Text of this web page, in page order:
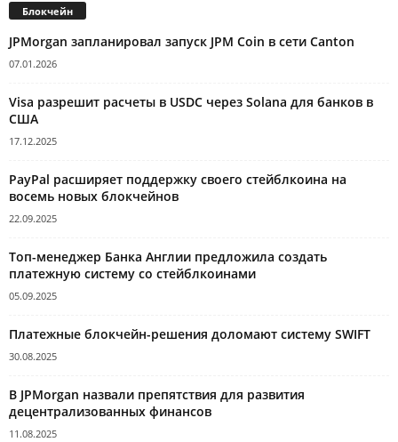
Блокчейн
JPMorgan запланировал запуск JPM Coin в сети Canton
07.01.2026
Visa разрешит расчеты в USDC через Solana для банков в
США
17.12.2025
PayPal расширяет поддержку своего стейблкоина на
восемь новых блокчейнов
22.09.2025
Топ-менеджер Банка Англии предложила создать
платежную систему со стейблкоинами
05.09.2025
Платежные блокчейн-решения доломают систему SWIFT
30.08.2025
В JPMorgan назвали препятствия для развития
децентрализованных финансов
11.08.2025